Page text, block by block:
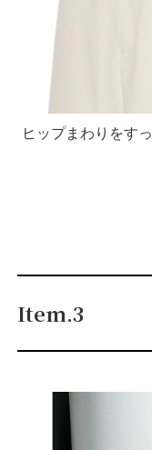
ヒップまわりをす
Item.3